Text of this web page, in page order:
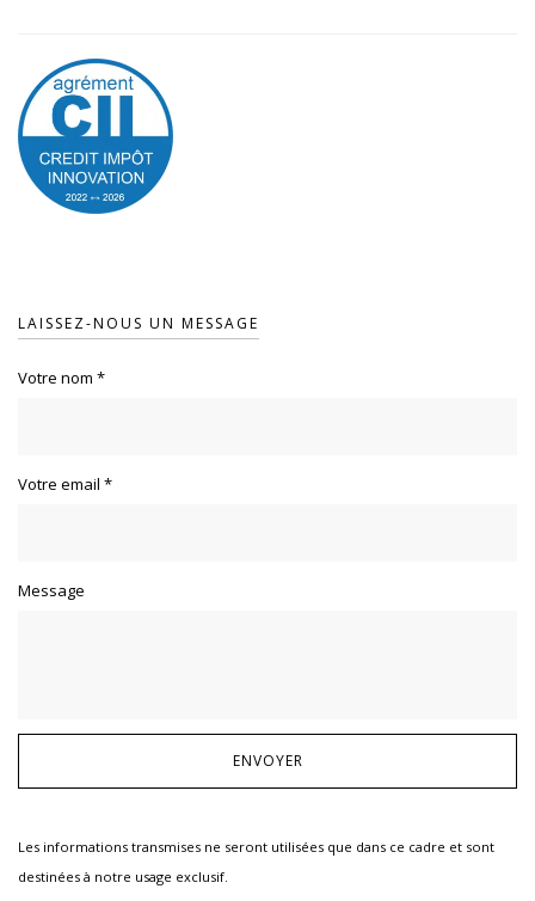
LAISSEZ-NOUS UN MESSAGE
Votre nom *
Votre email *
Message
Les informations transmises ne seront utilisées que dans ce cadre et sont
destinées à notre usage exclusif.